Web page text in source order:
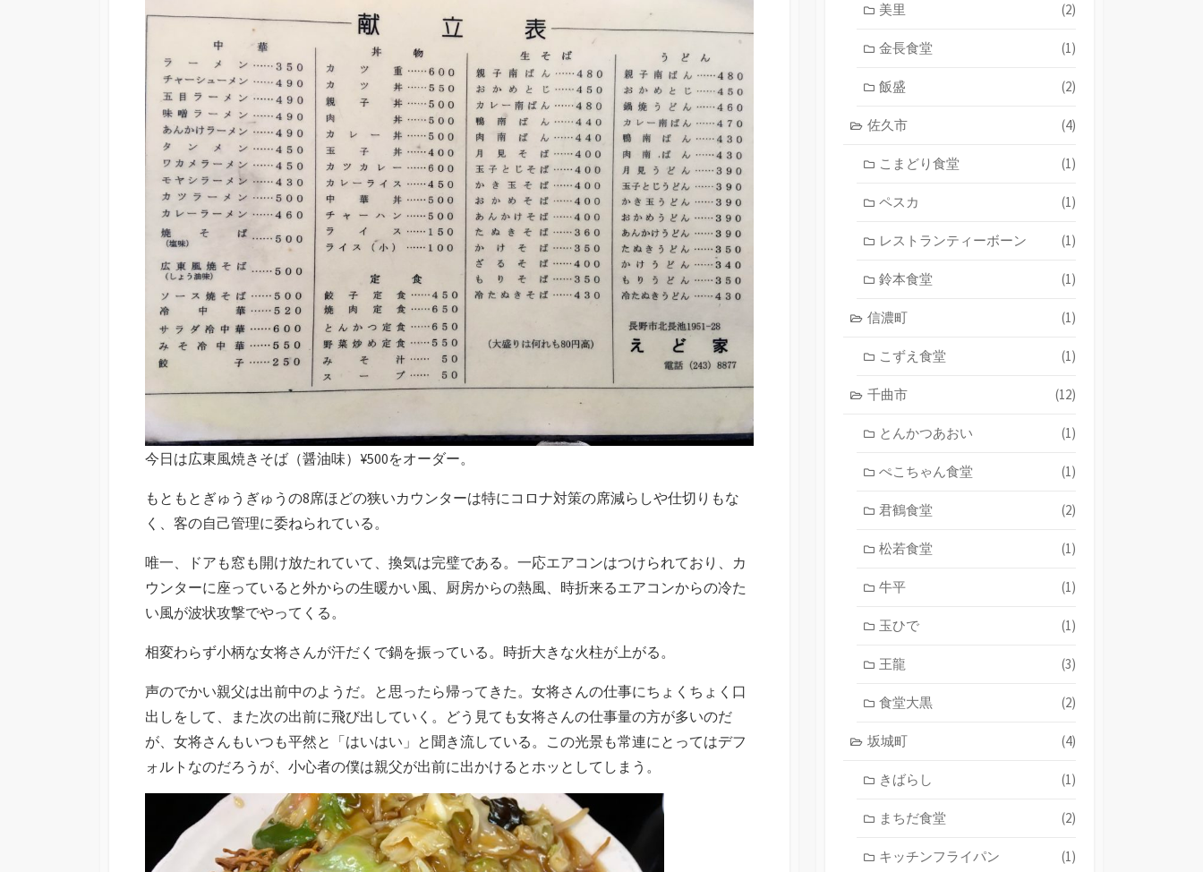
今日は広東風焼きそば（醤油味）¥500をオーダー。
もともとぎゅうぎゅうの8席ほどの狭いカウンターは特にコロナ対策の席減らしや仕切りもな
く、客の自己管理に委ねられている。
唯一、ドアも窓も開け放たれていて、換気は完璧である。一応エアコンはつけられており、カ
ウンターに座っていると外からの生暖かい風、厨房からの熱風、時折来るエアコンからの冷た
い風が波状攻撃でやってくる。
相変わらず小柄な女将さんが汗だくで鍋を振っている。時折大きな火柱が上がる。
声のでかい親父は出前中のようだ。と思ったら帰ってきた。女将さんの仕事にちょくちょく口
出しをして、また次の出前に飛び出していく。どう見ても女将さんの仕事量の方が多いのだ
が、女将さんもいつも平然と「はいはい」と聞き流している。この光景も常連にとってはデフ
ォルトなのだろうが、小心者の僕は親父が出前に出かけるとホッとしてしまう。
美里 (2)
金長食堂 (1)
飯盛 (2)
佐久市 (4)
こまどり食堂 (1)
ペスカ (1)
レストランティーボーン (1)
鈴本食堂 (1)
信濃町 (1)
こずえ食堂 (1)
千曲市 (12)
とんかつあおい (1)
ぺこちゃん食堂 (1)
君鶴食堂 (2)
松若食堂 (1)
牛平 (1)
玉ひで (1)
王龍 (3)
食堂大黒 (2)
坂城町 (4)
きばらし (1)
まちだ食堂 (2)
キッチンフライパン (1)